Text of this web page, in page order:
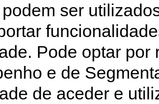
ser
Pode optar
e de
de aceder e